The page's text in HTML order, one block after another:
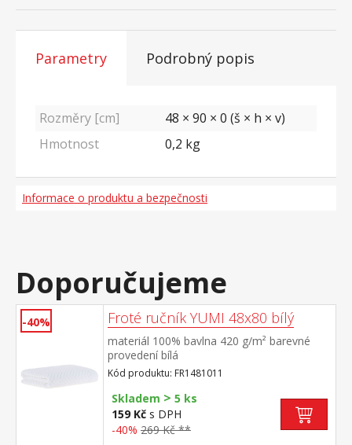
Parametry Podrobný popis
Rozměry [cm]
48 × 90 × 0 (š × h × v)
Hmotnost
0,2 kg
Informace o produktu a bezpečnosti
Doporučujeme
-40% Froté ručník YUMI 48x80 bílý
materiál 100% bavlna 420 g/m² barevné
provedení bílá
Kód produktu: FR1481011
Skladem > 5 ks
159 Kč s DPH
-40% 269 Kč **